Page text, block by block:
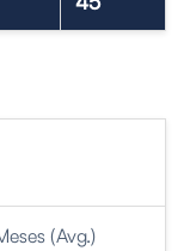
(Avg.)